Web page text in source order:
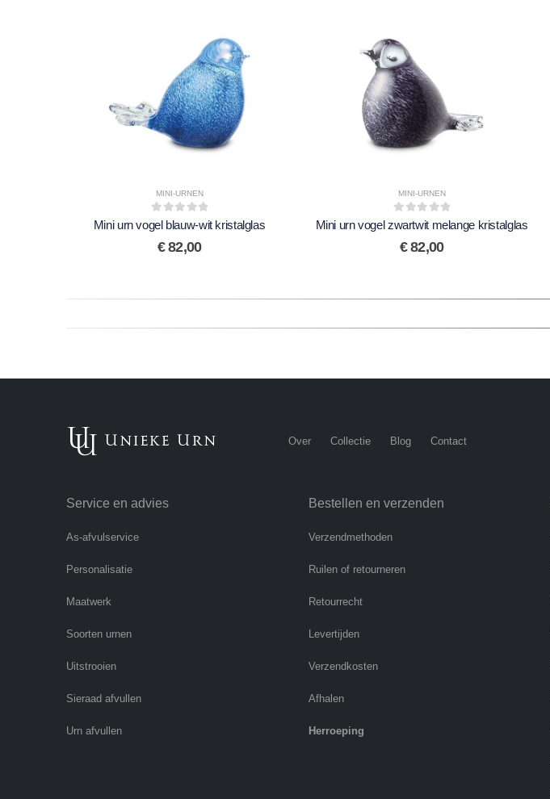
MINI-URNEN
0out of 5
Mini urn vogel blauw-wit kristalglas
€82,00
MINI-URNEN
0out of 5
Mini urn vogel zwartwit melange kristalglas
€82,00
Over Collectie Blog Contact
Service en advies
As-afvulservice
Personalisatie
Maatwerk
Soorten urnen
Uitstrooien
Sieraad afvullen
Urn afvullen
Bestellen en verzenden
Verzendmethoden
Ruilen of retourneren
Retourrecht
Levertijden
Verzendkosten
Afhalen
Herroeping